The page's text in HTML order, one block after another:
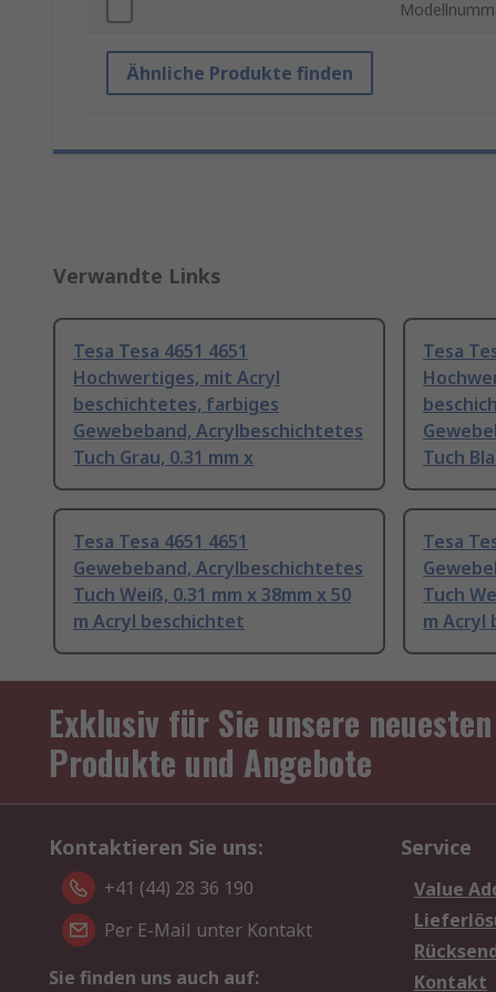
Ähnliche Produkte finden
Verwandte Links
Tesa Tesa 4651 4651
Hochwertiges, mit Acryl
beschichtetes, farbiges
Gewebeband, Acrylbeschichtetes
Tuch Grau, 0.31 mm x
Tesa
Tuch
Tesa Tesa 4651 4651
Gewebeband, Acrylbeschichtetes
Tuch Weiß, 0.31 mm x 38mm x 50
m Acryl beschichtet
Tesa
Tuch
m Acryl
Exklusiv für Sie unsere neuesten
Produkte und Angebote
Kontaktieren Sie uns:
+41 (44) 28 36 190
Per E-Mail unter Kontakt
Sie finden uns auch auf:
Service
Value
Kontakt